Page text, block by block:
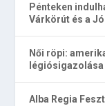
Pénteken
Várkörút és a
Női röpi:
légiósigazolása
Alba Regia